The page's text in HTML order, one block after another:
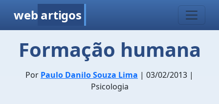
web artigos
Formação humana
Por Paulo Danilo Souza Lima | 03/02/2013 |
Psicologia